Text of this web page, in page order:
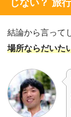
じない？ 旅
結論から言って
場所ならだいた